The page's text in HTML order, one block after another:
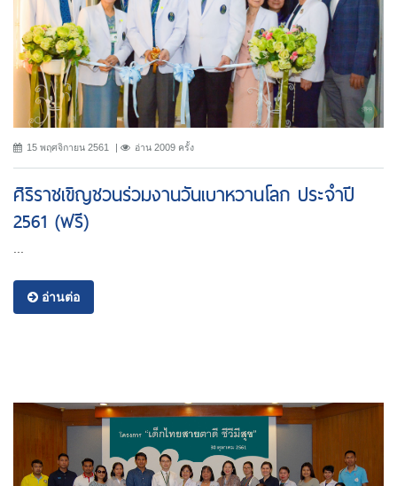
15 พฤศจิกายน 2561 อ่าน 2009 ครั้ง
ศิริราชเขิญชวนร่วมงานวันเบาหวานโลก ประจำปี
2561 (ฟรี)
อ่านต่อ